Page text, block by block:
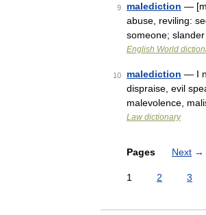
9 malediction —
abuse, reviling:
someone;
English World
10 malediction — I
dispraise, evil
malevolence,
Law dictionary
Pages Next →
1 2 3